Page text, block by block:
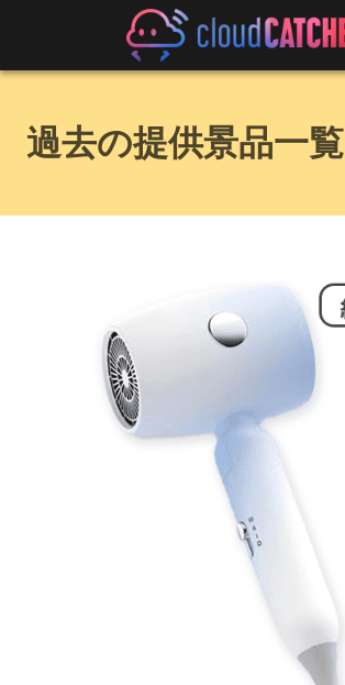
過去の提供景品一覧